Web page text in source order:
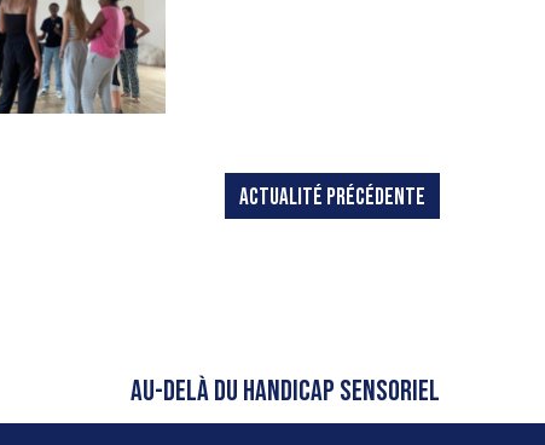
ACTUALITÉ PRÉCÉDENTE
AU-DELÀ DU HANDICAP SENSORIEL